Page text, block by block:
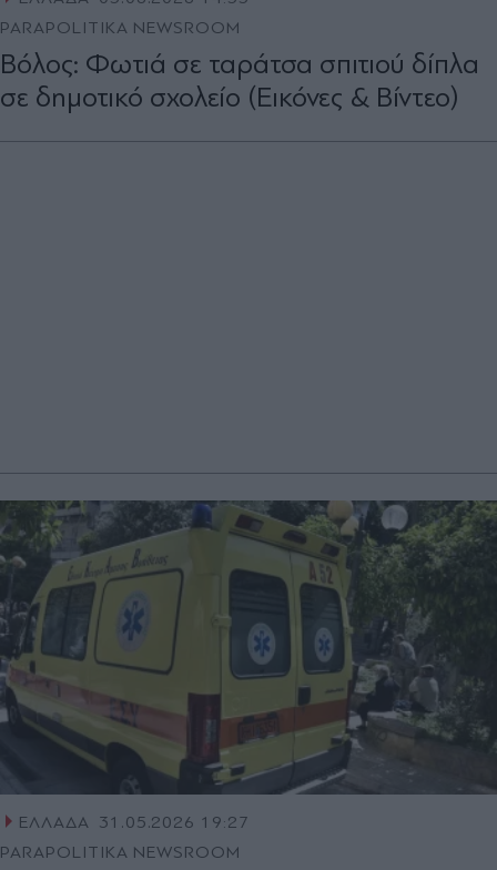
PARAPOLITIKA NEWSROOM
Βόλος: Φωτιά σε ταράτσα σπιτιού δίπλα
σε δημοτικό σχολείο (Εικόνες & Βίντεο)
ΕΛΛΑΔΑ 31.05.2026 19:27
PARAPOLITIKA NEWSROOM